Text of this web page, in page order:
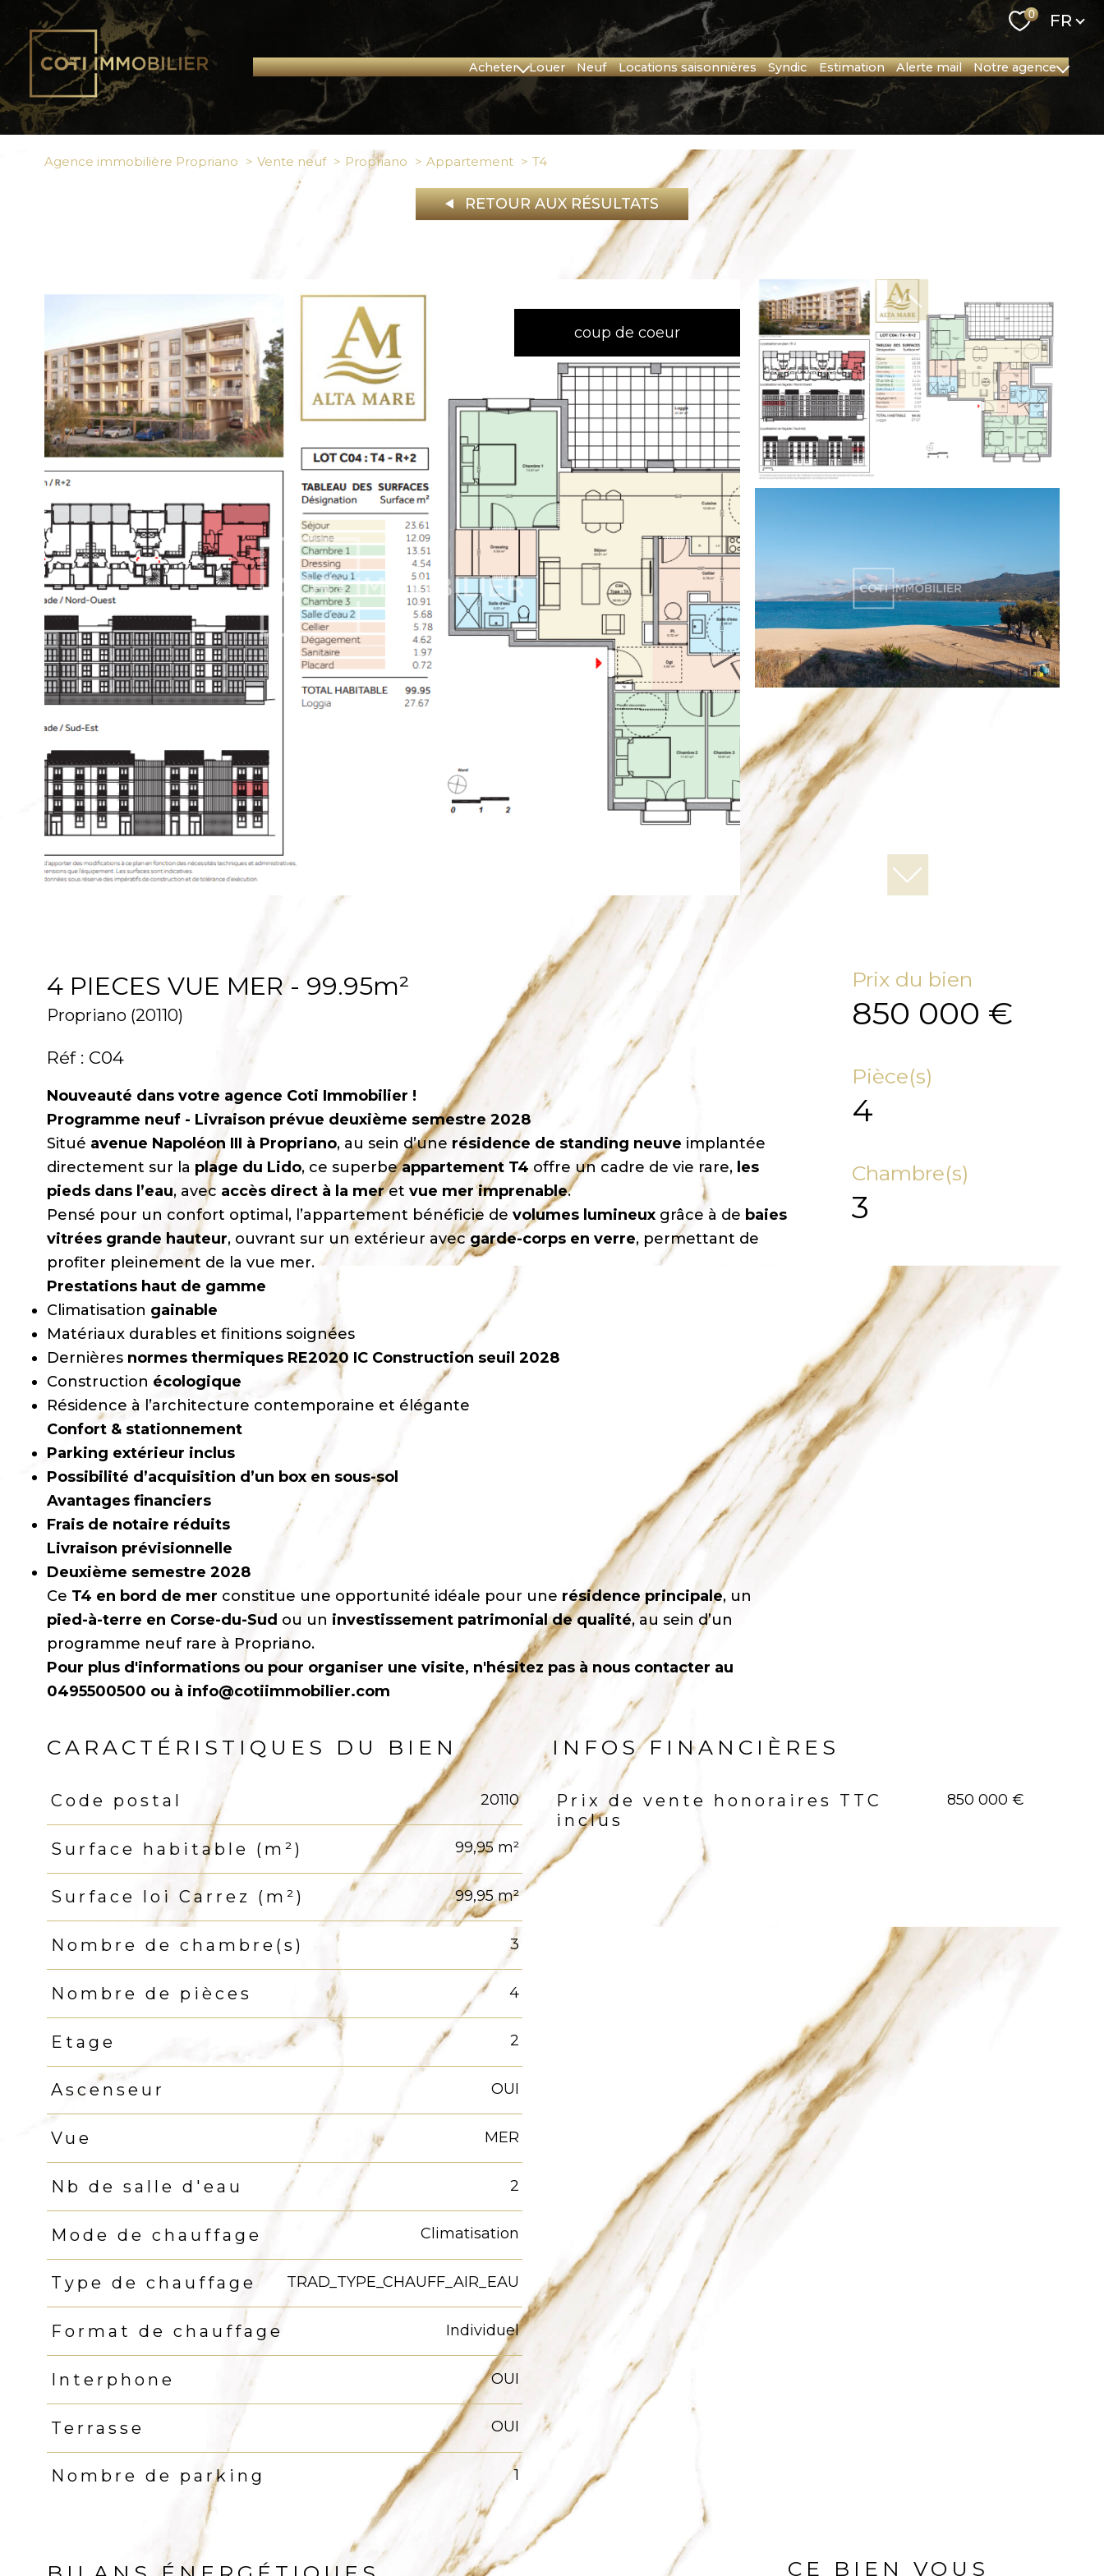
0 FR
acheter
Corse
Provence
louer neuf locations saisonnières syndic estimation alerte mail notre agence
Nos collaborateurs
Nos Partenaires
Agence immobilière Propriano Vente neuf Propriano Appartement t4
RETOUR AUX RÉSULTATS
coup de coeur
4 PIECES VUE MER - 99.95m²
Propriano (20110)
Réf : C04
Nouveauté dans votre agence Coti Immobilier !
Programme neuf - Livraison prévue deuxième semestre 2028
Situé avenue Napoléon III à Propriano, au sein d’une résidence de standing neuve implantée
directement sur la plage du Lido, ce superbeappartement T4offre un cadre de vie rare, les
pieds dans l’eau, avec accès direct à la meret vue mer imprenable.
Pensé pour un confort optimal, l’appartement bénéficie de volumes lumineux grâce à de baies
vitrées grande hauteur, ouvrant sur un extérieur avecgarde-corps en verre, permettant de
profiter pleinement de la vue mer.
Prestations haut de gamme
Climatisation gainable
Matériaux durables et finitions soignées
Dernières normes thermiques RE2020 IC Construction seuil 2028
Construction écologique
Résidence à l’architecture contemporaine et élégante
Confort & stationnement
Parking extérieur inclus
Possibilité d’acquisition d’un box en sous-sol
Avantages financiers
Frais de notaire réduits
Livraison prévisionnelle
Deuxième semestre 2028
Ce T4 en bord de mer constitue une opportunité idéale pour une résidence principale, un
pied-à-terre en Corse-du-Sud ou un investissement patrimonial de qualité, au sein d’un
programme neuf rare à Propriano.
Pour plus d'informations ou pour organiser une visite, n'hésitez pas à nous contacter au
0495500500 ou à info@cotiimmobilier.com
Prix du bien
850 000 €
Pièce(s)
4
Chambre(s)
3
CARACTÉRISTIQUES DU BIEN
Caractéristiques Valeurs
Code postal 20110
Surface habitable (m²) 99,95 m²
Surface loi Carrez (m²) 99,95 m²
Nombre de chambre(s) 3
Nombre de pièces 4
Etage 2
Ascenseur OUI
Vue MER
Nb de salle d'eau 2
Mode de chauffage Climatisation
Type de chauffage TRAD_TYPE_CHAUFF_AIR_EAU
Format de chauffage Individuel
Interphone OUI
Terrasse OUI
Nombre de parking 1
INFOS FINANCIÈRES
Caractéristiques Valeurs
Prix de vente honoraires TTC
inclus
850 000 €
CE BIEN VOUS